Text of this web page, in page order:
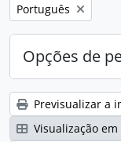
Remover filtro:
Português
Opções de
Previsualizar a
Visualização em